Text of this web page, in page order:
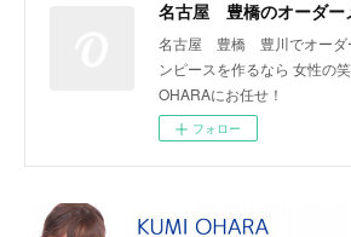
名古屋 豊橋 豊川でオーダ
ンピースを作るなら 女性の
OHARAにお任せ！
フォロー